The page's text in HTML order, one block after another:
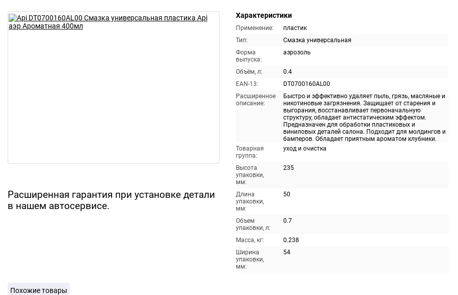
Расширенная гарантия при установке детали
в нашем автосервисе.
Характеристики
Применение:
пластик
Тип:
Смазка универсальная
Форма
выпуска:
аэрозоль
Объём, л:
0.4
EAN-13:
DT0700160AL00
Расширенное
описание:
Быстро и эффективно удаляет пыль, грязь, масляные и
никотиновые загрязнения. Защищает от старения и
выгорания, восстанавливает первоначальную
структуру, обладает антистатическим эффектом.
Предназначен для обработки пластиковых и
виниловых деталей салона. Подходит для молдингов и
бамперов. Обладает приятным ароматом клубники.
Товарная
группа:
уход и очистка
Высота
упаковки,
мм:
235
Длина
упаковки,
мм:
50
Объем
упаковки, л:
0.7
Масса, кг:
0.238
Ширина
упаковки,
мм:
54
Похожие товары